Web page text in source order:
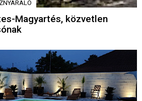
Magyartés, közvetlen